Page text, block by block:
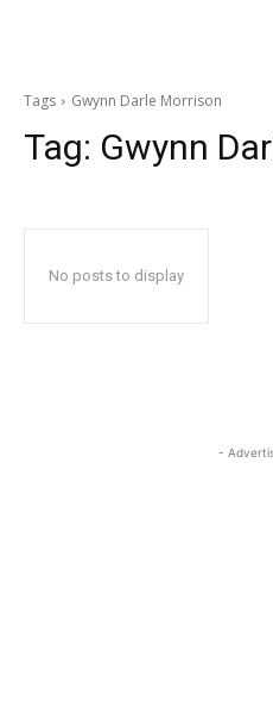
Tags Gwynn Darle Morrison
Tag: Gwynn
No posts to display
-